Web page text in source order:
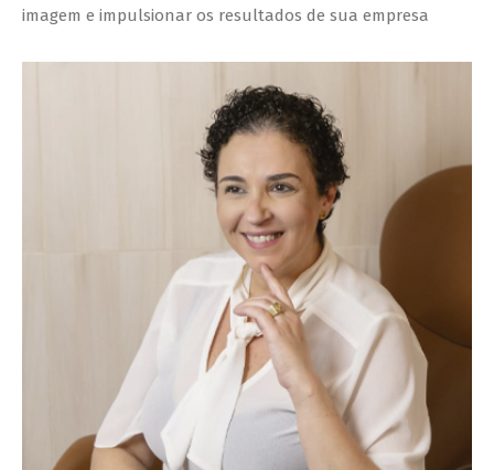
imagem e impulsionar os resultados de sua empresa